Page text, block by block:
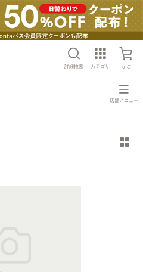
詳細検索 カテゴリ かご
店舗メニュー